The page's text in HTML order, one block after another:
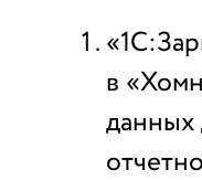
в
данных